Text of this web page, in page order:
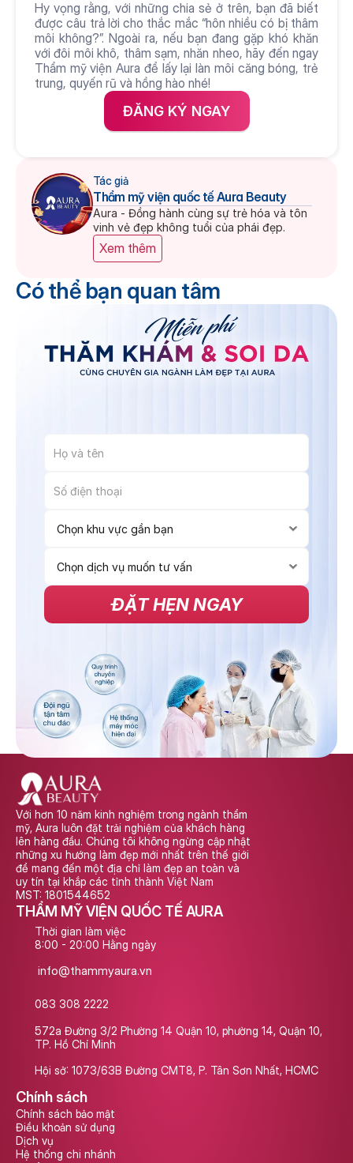
Hy vọng rằng, với những chia sẻ ở trên, bạn đã biết
được câu trả lời cho thắc mắc “hôn nhiều có bị thâm
môi không?”. Ngoài ra, nếu bạn đang gặp khó khăn
với đôi môi khô, thâm sạm, nhăn nheo, hãy đến ngay
Thẩm mỹ viện Aura để lấy lại làn môi căng bóng, trẻ
trung, quyến rũ và hồng hào nhé!
ĐĂNG KÝ NGAY
Tác giả
Thẩm mỹ viện quốc tế Aura Beauty
Aura - Đồng hành cùng sự trẻ hóa và tôn
vinh vẻ đẹp không tuổi của phái đẹp.
Xem thêm
Có thể bạn quan tâm
ĐẶT HẸN NGAY
Với hơn 10 năm kinh nghiệm trong ngành thẩm
mỹ, Aura luôn đặt trải nghiệm của khách hàng
lên hàng đầu. Chúng tôi không ngừng cập nhật
những xu hướng làm đẹp mới nhất trên thế giới
để mang đến một địa chỉ làm đẹp an toàn và
uy tín tại khắp các tỉnh thành Việt Nam
MST: 1801544652
THẨM MỸ VIỆN QUỐC TẾ AURA
Thời gian làm việc
8:00 - 20:00 Hằng ngày
info@thammyaura.vn
083 308 2222
572a Đường 3/2 Phường 14 Quận 10, phường 14, Quận 10,
TP. Hồ Chí Minh
Hội sở: 1073/63B Đường CMT8, P. Tân Sơn Nhất, HCMC
Chính sách
Chính sách bảo mật
Điều khoản sử dụng
Dịch vụ
Hệ thống chi nhánh